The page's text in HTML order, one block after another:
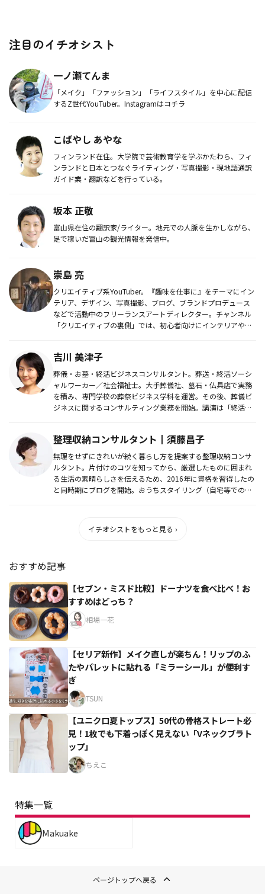
注目のイチオシスト
一ノ瀬てんま
「メイク」「ファッション」「ライフスタイル」を中心に配信
するZ世代YouTuber。Instagramはコチラ
こばやし あやな
フィンランド在住。大学院で芸術教育学を学ぶかたわら、フィ
ンランドと日本とつなぐライティング・写真撮影・現地語通訳
ガイド業・翻訳などを行っている。
坂本 正敬
富山県在住の翻訳家/ライター。地元での人脈を生かしながら、
足で稼いだ富山の観光情報を発信中。
崇島 亮
クリエイティブ系YouTuber。『趣味を仕事に』をテーマにイン
テリア、デザイン、写真撮影、ブログ、ブランドプロデュース
などで活動中のフリーランスアートディレクター。チャンネル
「クリエイティブの裏側」では、初心者向けにインテリアや写
吉川 美津子
葬儀・お墓・終活ビジネスコンサルタント。葬送・終活ソーシ
ャルワーカー／社会福祉士。大手葬儀社、墓石・仏具店で実務
を積み、専門学校の葬祭ビジネス学科を運営。その後、葬儀ビ
ジネスに関するコンサルティング業務を開始。講演は「終活」
整理収納コンサルタント┃須藤昌子
無理をせずにきれいが続く暮らし方を提案する整理収納コンサ
ルタント。片付けのコツを知ってから、厳選したものに囲まれ
る生活の素晴らしさを伝えるため、2016年に資格を習得したの
と同時期にブログを開始。おうちスタイリング（自宅等でのセ
イチオシストをもっと見る ›
おすすめ記事
【セブン・ミスド比較】ドーナツを食べ比べ！お
すすめはどっち？
相場一花
【セリア新作】メイク直しが楽ちん！リップのふ
たやパレットに貼れる「ミラーシール」が便利す
ぎ
TSUN
【ユニクロ夏トップス】50代の骨格ストレート必
見！1枚でも下着っぽく見えない「Vネックブラト
ップ」
ちえこ
特集一覧
Makuake
ページトップへ戻る